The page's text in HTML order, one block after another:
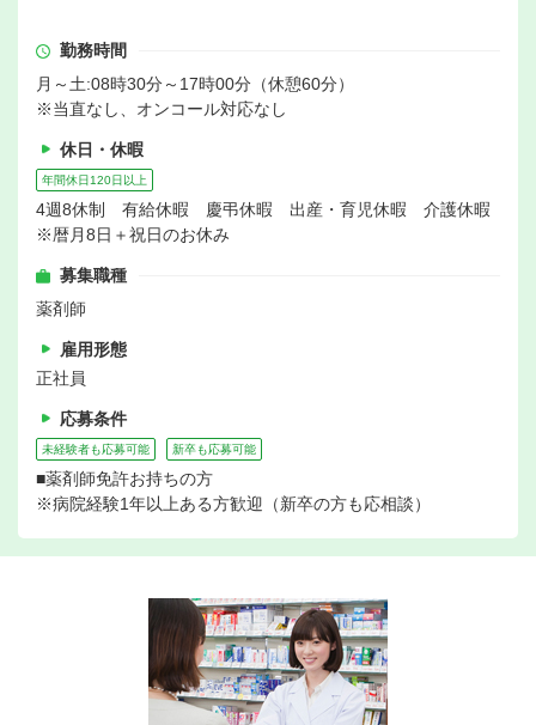
勤務時間
月～土:08時30分～17時00分（休憩60分）
※当直なし、オンコール対応なし
休日・休暇
年間休日120日以上
4週8休制 有給休暇 慶弔休暇 出産・育児休暇 介護休暇
※暦月8日＋祝日のお休み
募集職種
薬剤師
雇用形態
正社員
応募条件
未経験者も応募可能 新卒も応募可能
■薬剤師免許お持ちの方
※病院経験1年以上ある方歓迎（新卒の方も応相談）